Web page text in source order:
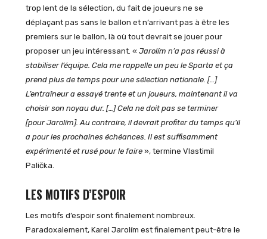
trop lent de la sélection, du fait de joueurs ne se
déplaçant pas sans le ballon et n’arrivant pas à être les
premiers sur le ballon, là où tout devrait se jouer pour
proposer un jeu intéressant. « Jarolím n’a pas réussi à
stabiliser l’équipe. Cela me rappelle un peu le Sparta et ça
prend plus de temps pour une sélection nationale. […]
L’entraîneur a essayé trente et un joueurs, maintenant il va
choisir son noyau dur. […] Cela ne doit pas se terminer
[pour Jarolím]. Au contraire, il devrait profiter du temps qu’il
a pour les prochaines échéances. Il est suffisamment
expérimenté et rusé pour le faire», termine Vlastimil
Palička.
LES MOTIFS D’ESPOIR
Les motifs d’espoir sont finalement nombreux.
Paradoxalement, Karel Jarolím est finalement peut-être le